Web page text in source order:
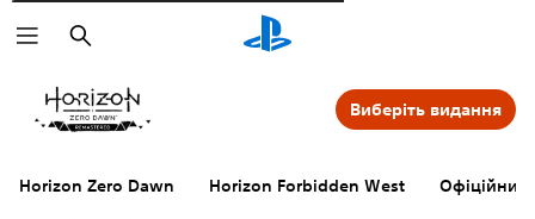
Пошук
Horizon Zero Dawn Horizon Forbidden West Офіційний
Виберіть видання